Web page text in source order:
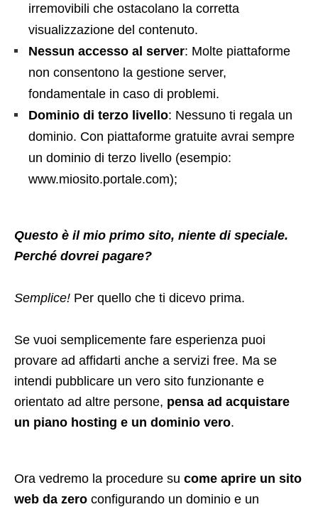
irremovibili che ostacolano la corretta
visualizzazione del contenuto.
Nessun accesso al server: Molte piattaforme
non consentono la gestione server,
fondamentale in caso di problemi.
Dominio di terzo livello: Nessuno ti regala un
dominio. Con piattaforme gratuite avrai sempre
un dominio di terzo livello (esempio:
www.miosito.portale.com);
Questo è il mio primo sito, niente di speciale.
Perché dovrei pagare?
Semplice! Per quello che ti dicevo prima.
Se vuoi semplicemente fare esperienza puoi
provare ad affidarti anche a servizi free. Ma se
intendi pubblicare un vero sito funzionante e
orientato ad altre persone, pensa ad acquistare
un piano hosting e un dominio vero.
Ora vedremo la procedure su come aprire un sito
web da zero configurando un dominio e un